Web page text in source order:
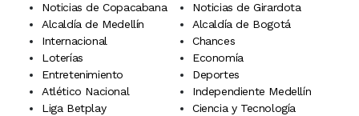
Noticias de Copacabana
Noticias de Girardota
Alcaldía de Medellín
Alcaldía de Bogotá
Internacional
Chances
Loterías
Economía
Entretenimiento
Deportes
Atlético Nacional
Independiente Medellín
Liga Betplay
Ciencia y Tecnología